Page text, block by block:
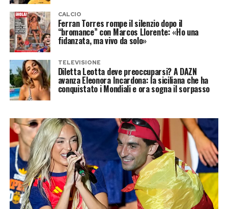
CALCIO
Ferran Torres rompe il silenzio dopo il
“bromance” con Marcos Llorente: «Ho una
fidanzata, ma vivo da solo»
TELEVISIONE
Diletta Leotta deve preoccuparsi? A DAZN
avanza Eleonora Incardona: la siciliana che ha
conquistato i Mondiali e ora sogna il sorpasso